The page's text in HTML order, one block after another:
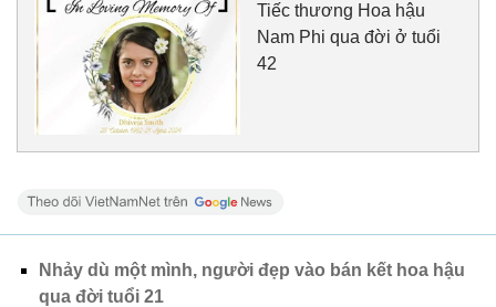
Tiếc thương Hoa hậu
Nam Phi qua đời ở tuổi
42
Nhảy dù một mình, người đẹp vào bán kết hoa hậu
qua đời tuổi 21